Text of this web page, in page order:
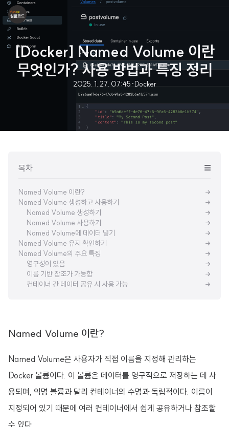
[Docker] Named Volume 이란
무엇인가? 사용 방법과 특징 정리
2025. 1. 27. 07:45 ·Docker
목차
Named Volume 이란?
Named Volume 생성하고 사용하기
Named Volume 생성하기
Named Volume 사용하기
Named Volume에 데이터 넣기
Named Volume 유지 확인하기
Named Volume의 주요 특징
영구성이 있음
이름 기반 참조가 가능함
컨테이너 간 데이터 공유 시 사용 가능
Named Volume 이란?
Named Volume은 사용자가 직접 이름을 지정해 관리하는
Docker 볼륨이다. 이 볼륨은 데이터를 영구적으로 저장하는 데 사
용되며, 익명 볼륨과 달리 컨테이너의 수명과 독립적이다. 이름이
지정되어 있기 때문에 여러 컨테이너에서 쉽게 공유하거나 참조할
수 있다.